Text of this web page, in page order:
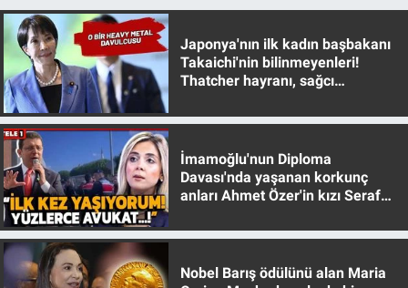
Japonya'nın ilk kadın başbakanı
Takaichi'nin bilinmeyenleri!
Thatcher hayranı, sağcı
İmamoğlu'nun Diploma
Davası'nda yaşanan korkunç
anları Ahmet Özer'in kızı Seraf
Nobel Barış ödülünü alan Maria